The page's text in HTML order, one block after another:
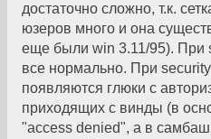
достаточно сложно, т.к.
юзеров много и она
еще были win 3.11/95). При
все нормально. При
появляются глюки с
приходящих с винды (в
"access denied", а в